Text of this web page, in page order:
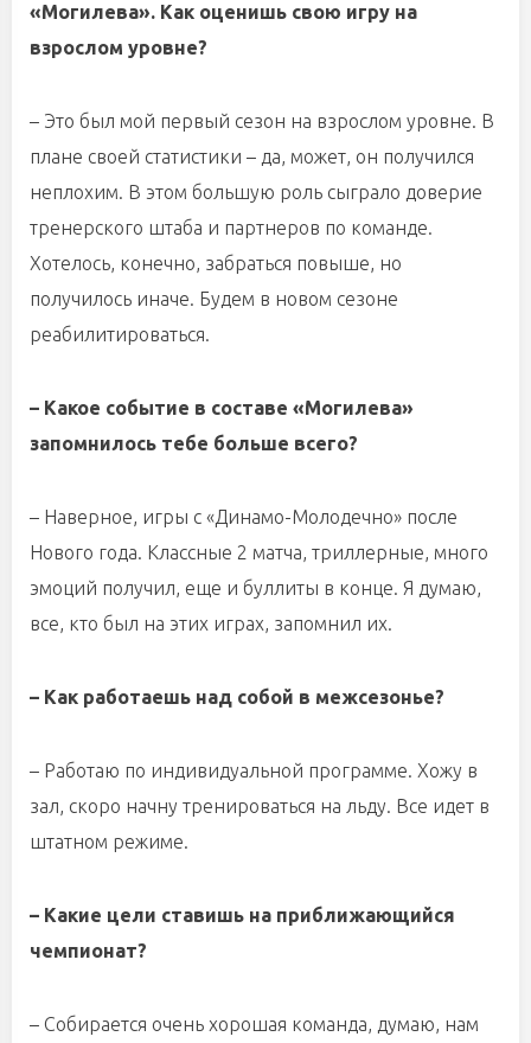
«Могилева». Как оценишь свою игру на
взрослом уровне?
– Это был мой первый сезон на взрослом уровне. В
плане своей статистики – да, может, он получился
неплохим. В этом большую роль сыграло доверие
тренерского штаба и партнеров по команде.
Хотелось, конечно, забраться повыше, но
получилось иначе. Будем в новом сезоне
реабилитироваться.
– Какое событие в составе «Могилева»
запомнилось тебе больше всего?
– Наверное, игры с «Динамо-Молодечно» после
Нового года. Классные 2 матча, триллерные, много
эмоций получил, еще и буллиты в конце. Я думаю,
все, кто был на этих играх, запомнил их.
– Как работаешь над собой в межсезонье?
– Работаю по индивидуальной программе. Хожу в
зал, скоро начну тренироваться на льду. Все идет в
штатном режиме.
– Какие цели ставишь на приближающийся
чемпионат?
– Собирается очень хорошая команда, думаю, нам